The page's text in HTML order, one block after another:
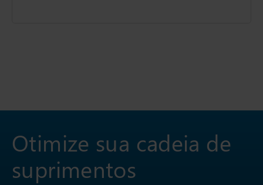
Otimize sua cadeia de
suprimentos